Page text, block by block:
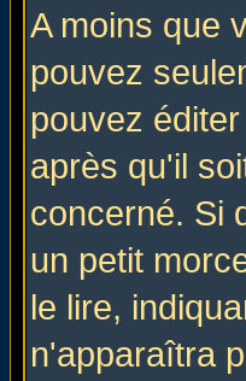
A moins que
pouvez
pouvez
après qu'il
concerné. Si
un petit
le lire,
n'apparaîtra